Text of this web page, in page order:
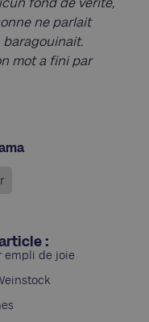
ne parlait
baragouinait.
mot a fini par
:
empli de joie